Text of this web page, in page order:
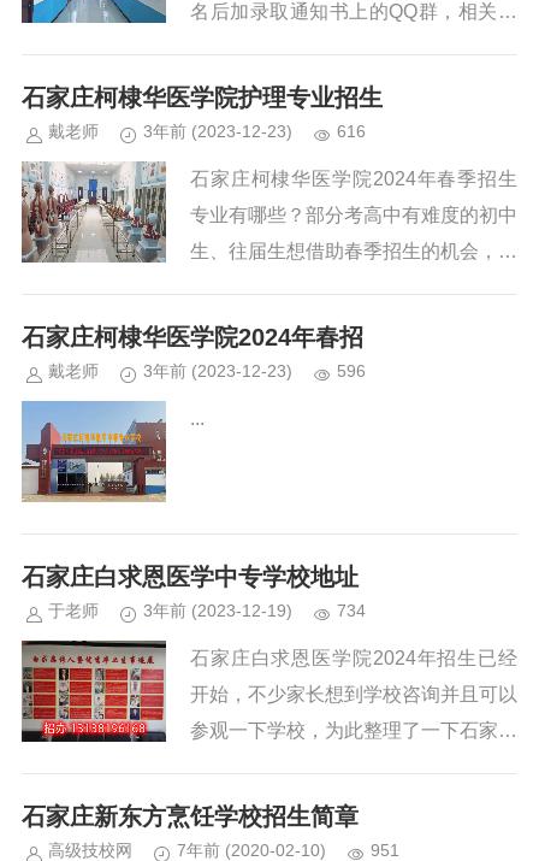
名后加录取通知书上的QQ群，相关信
电话：17731140655（同微信）...
石家庄柯棣华医学院护理专业招生
戴老师 3年前 (2023-12-23) 616
石家庄柯棣华医学院2024年春季招生
专业有哪些？部分考高中有难度的初中
生、往届生想借助春季招生的机会，提
况。招生咨询电话：17731140655
石家庄柯棣华医学院2024年春招
戴老师 3年前 (2023-12-23) 596
...
石家庄白求恩医学中专学校地址
于老师 3年前 (2023-12-19) 734
石家庄白求恩医学院2024年招生已经
开始，不少家长想到学校咨询并且可以
参观一下学校，为此整理了一下石家庄
路。...
石家庄新东方烹饪学校招生简章
高级技校网 7年前 (2020-02-10) 951